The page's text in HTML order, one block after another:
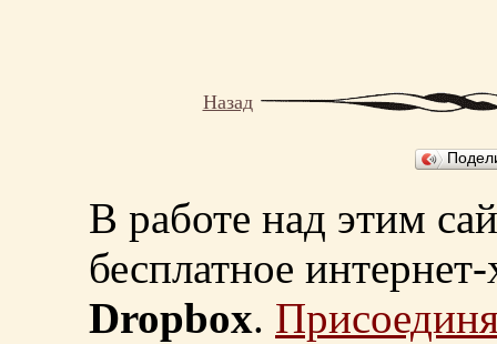
Назад
В работе над этим
бесплатное
Dropbox.